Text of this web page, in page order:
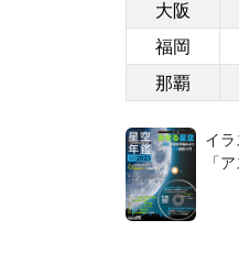
大阪
福岡
那覇
イ
「